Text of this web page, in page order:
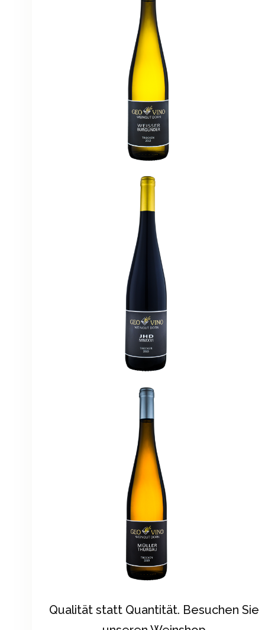
Qualität statt Quantität. Besuchen Sie